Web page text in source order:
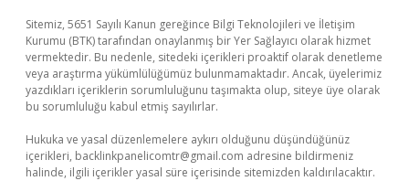
Sitemiz, 5651 Sayılı Kanun gereğince Bilgi Teknolojileri ve İletişim
Kurumu (BTK) tarafından onaylanmış bir Yer Sağlayıcı olarak hizmet
vermektedir. Bu nedenle, sitedeki içerikleri proaktif olarak denetleme
veya araştırma yükümlülüğümüz bulunmamaktadır. Ancak, üyelerimiz
yazdıkları içeriklerin sorumluluğunu taşımakta olup, siteye üye olarak
bu sorumluluğu kabul etmiş sayılırlar.
Hukuka ve yasal düzenlemelere aykırı olduğunu düşündüğünüz
içerikleri, backlinkpanelicomtr@gmail.com adresine bildirmeniz
halinde, ilgili içerikler yasal süre içerisinde sitemizden kaldırılacaktır.